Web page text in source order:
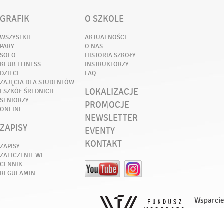
GRAFIK
WSZYSTKIE
PARY
SOLO
KLUB FITNESS
DZIECI
ZAJĘCIA DLA STUDENTÓW
I SZKÓŁ ŚREDNICH
SENIORZY
ONLINE
ZAPISY
ZAPISY
ZALICZENIE WF
CENNIK
REGULAMIN
O SZKOLE
AKTUALNOŚCI
O NAS
HISTORIA SZKOŁY
INSTRUKTORZY
FAQ
LOKALIZACJE
PROMOCJE
NEWSLETTER
EVENTY
KONTAKT